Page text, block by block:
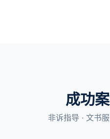
成功
非诉指导 · 文书